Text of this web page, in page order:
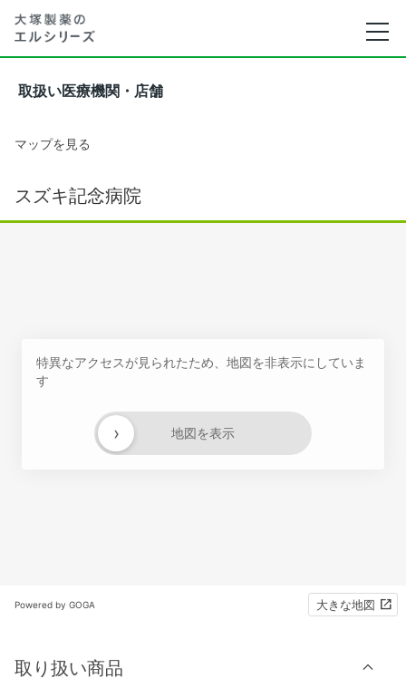
取扱い医療機関・店舗
マップを見る
スズキ記念病院
特異なアクセスが見られたため、地図を非表示にしていま
す
地図を表示
›
Powered by GOGA 大きな地図
取り扱い商品